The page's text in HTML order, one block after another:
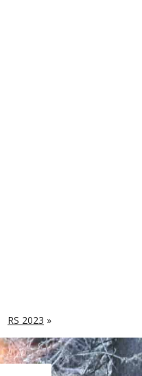
RS 2023 »